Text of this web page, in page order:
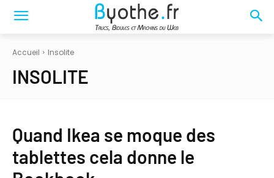
Accueil Insolite
INSOLITE
Quand Ikea se moque des
tablettes cela donne le